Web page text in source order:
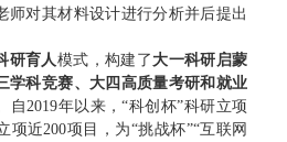
师对其材料设计进行分析并后提出
研育人 模式，构建了 大一科研启蒙
学科竞赛、大四高质量考研和就业
自2019年以来，“科创杯”科研立项
项近200项目，为“挑战杯”“互联网